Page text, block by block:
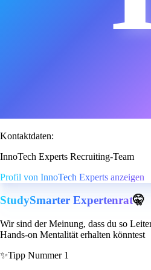
Kontaktdaten:
InnoTech Experts Recruiting-Team
Profil von InnoTech Experts anzeigen
StudySmarter Expertenrat🤫
Wir sind der Meinung, dass du so
Hands-on Mentalität erhalten könntest
✨Tipp Nummer 1